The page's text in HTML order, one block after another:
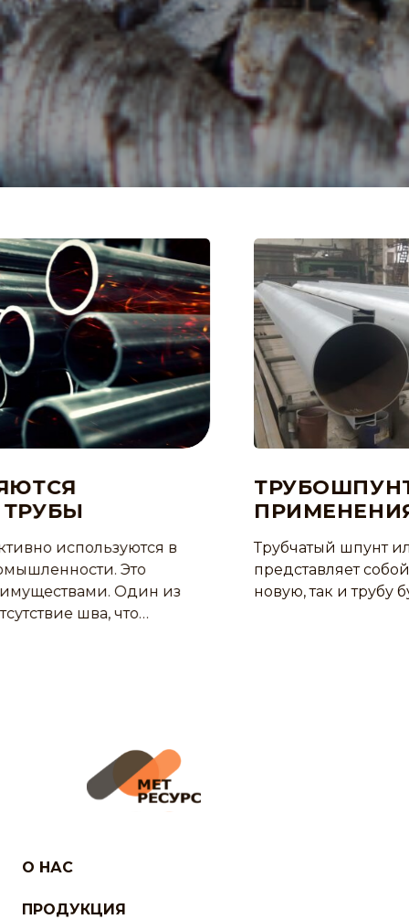
в
из
ТРУБОШПУНТ —
ПРИМЕНЕНИЯ
Трубчатый шпунт или трубошпунт
представляет собой полую цельную
новую, так и трубу бу) из стали, у
О НАС
ПРОДУКЦИЯ